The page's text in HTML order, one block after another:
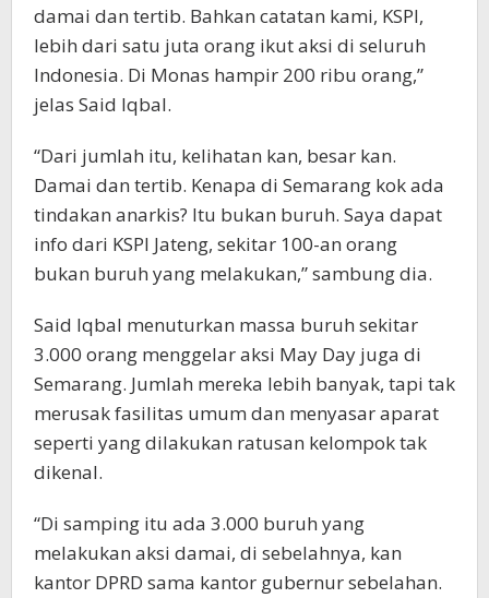
damai dan tertib. Bahkan catatan kami, KSPI,
lebih dari satu juta orang ikut aksi di seluruh
Indonesia. Di Monas hampir 200 ribu orang,”
jelas Said Iqbal.
“Dari jumlah itu, kelihatan kan, besar kan.
Damai dan tertib. Kenapa di Semarang kok ada
tindakan anarkis? Itu bukan buruh. Saya dapat
info dari KSPI Jateng, sekitar 100-an orang
bukan buruh yang melakukan,” sambung dia.
Said Iqbal menuturkan massa buruh sekitar
3.000 orang menggelar aksi May Day juga di
Semarang. Jumlah mereka lebih banyak, tapi tak
merusak fasilitas umum dan menyasar aparat
seperti yang dilakukan ratusan kelompok tak
dikenal.
“Di samping itu ada 3.000 buruh yang
melakukan aksi damai, di sebelahnya, kan
kantor DPRD sama kantor gubernur sebelahan.